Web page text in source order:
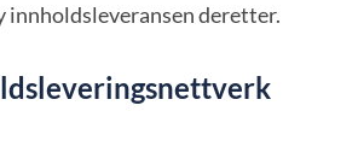
innholdsleveransen deretter.